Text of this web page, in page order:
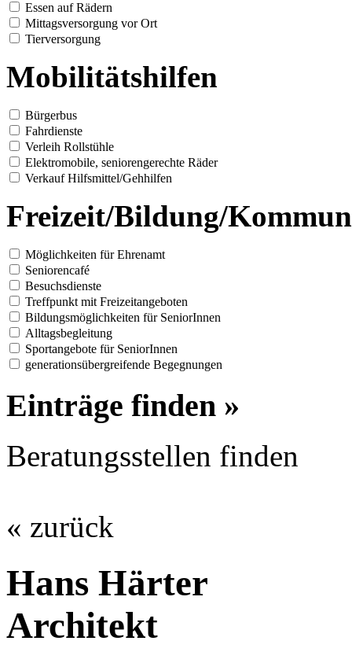
Essen auf Rädern
Mittagsversorgung vor Ort
Tierversorgung
Mobilitätshilfen
Bürgerbus
Fahrdienste
Verleih Rollstühle
Elektromobile, seniorengerechte Räder
Verkauf Hilfsmittel/Gehhilfen
Freizeit/Bildung/
Möglichkeiten für Ehrenamt
Seniorencafé
Besuchsdienste
Treffpunkt mit Freizeitangeboten
Bildungsmöglichkeiten für SeniorInnen
Alltagsbegleitung
Sportangebote für SeniorInnen
generationsübergreifende Begegnungen
Einträge finden »
Beratungsstellen finden
« zurück
Hans Härter
Architekt